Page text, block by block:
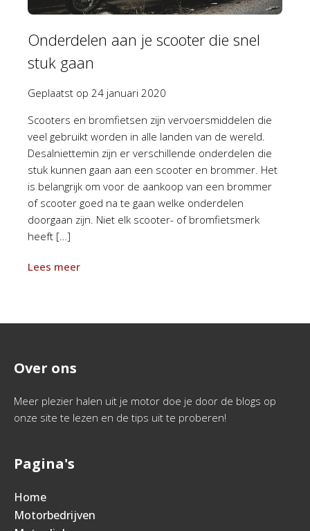
Onderdelen aan je scooter die snel
stuk gaan
Geplaatst op 24 januari 2020
Scooters en bromfietsen zijn vervoersmiddelen die
veel gebruikt worden in alle landen van de wereld.
Desalniettemin zijn er verschillende onderdelen die
stuk kunnen gaan aan een scooter en brommer. Het
is belangrijk om voor de aankoop van een brommer
of scooter goed na te gaan welke onderdelen
doorgaan zijn. Niet elk scooter- of bromfietsmerk
heeft […]
Lees meer
Over ons
Meer plezier halen uit je motor doe je door de blogs op
onze site te lezen en de tips uit te proberen!
Pagina's
Home
Motorbedrijven